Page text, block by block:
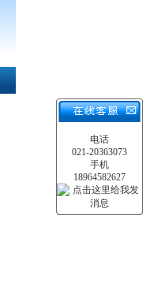
电话
021-20363073
手机
18964582627